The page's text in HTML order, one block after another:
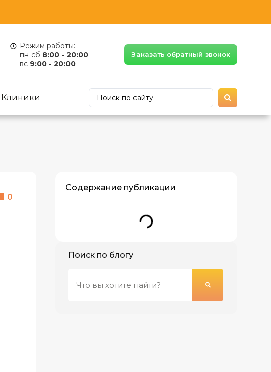
Режим работы:
пн-сб 8:00 - 20:00
вс 9:00 - 20:00
Заказать обратный звонок
Клиники
0
Содержание публикации
Поиск по блогу